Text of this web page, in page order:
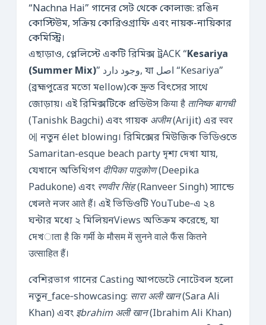
“Nachna Hai” গানের সেট থেকে কোলাজ: রঙিন
কোস্টিউম, সক্রিয় কোরিওগ্রাফি এবং নায়ক-নায়িকার
কেমিস্ট্রি।
এছাড়াও, প্লেলিস্টে একটি রিমিক্স ট্রACK “Kesariya
(Summer Mix)” وجود دارد, যা اصل “Kesariya”
(ব্রহ্মপুত্রের মতো মellow)কে দ্রুত বিৎসের সাথে
জোড়ায়। এই রিমিক্সটিকে প্রডিউস किया है तानिष्क बागची
(Tanishk Bagchi) এবং গায়ক अजीम(Arijit) এর स्वर
에 নতুন élet blowing। রিমিক্সের মিউজিক ভিডিওতে
Samaritan-esque beach party দৃশ্য দেখা যায়,
যেখানে অতিথিগণदीपिका पादुकोण(Deepika
Padukone) এবং रणवीर सिंह(Ranveer Singh) স্যান্ডে
খেলते নजर आते हैं। এই ভিডিওটি YouTube‑এ ২৪
ঘন্টার মধ্যে ২ মিলিয়নViews অতিক্রম করেছে, যা
দেখाता है कि गर्मी के मौसम में सुनने वाले फैंस कितने
उत्साहित हैं।
বেশিরভাগ গানের Casting আপডেটে নোটেবল হলো
নতুন_face‑showcasing: सारा अली खान(Sara Ali
Khan) এবং इbrahim अली खान(Ibrahim Ali Khan)